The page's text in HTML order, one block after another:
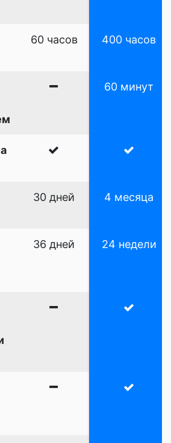
60 часов 400 часов
60 минут
30 дней 4 месяца
36 дней 24 недели